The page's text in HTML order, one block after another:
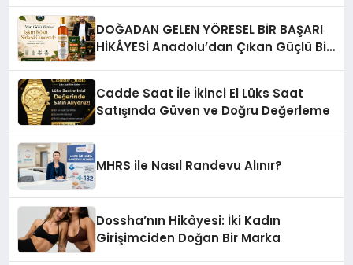
DOĞADAN GELEN YÖRESEL BİR BAŞARI
HİKÂYESİ Anadolu’dan Çıkan Güçlü Bir
Cadde Saat İle İkinci El Lüks Saat
Satışında Güven ve Doğru Değerleme
MHRS ile Nasıl Randevu Alınır?
Dossha’nın Hikâyesi: İki Kadın
Girişimciden Doğan Bir Marka